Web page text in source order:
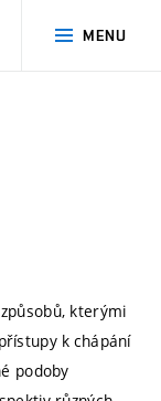
MENU
kterými
k chápání
podoby